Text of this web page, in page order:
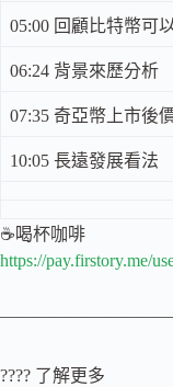
05:00 回顧比特幣可
06:24 背景來歷分析
07:35 奇亞幣上市後
10:05 長遠發展看法
☕喝杯咖啡
https://pay.firstory.me/
???? 了解更多